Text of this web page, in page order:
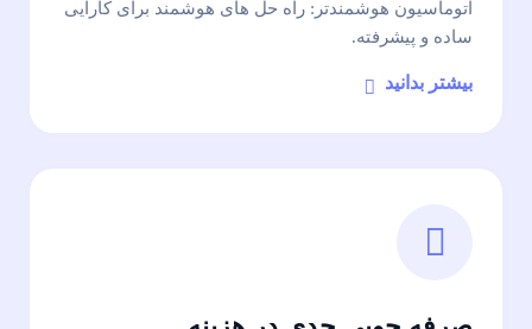
اتوماسیون هوشمندتر: راه حل های هوشمند برای کارایی
ساده و پیشرفته.
بیشتر بدانید